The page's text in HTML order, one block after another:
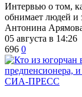
Интервью о том,
обнимает людей и
Антонина
05 августа в 14:26
696 0